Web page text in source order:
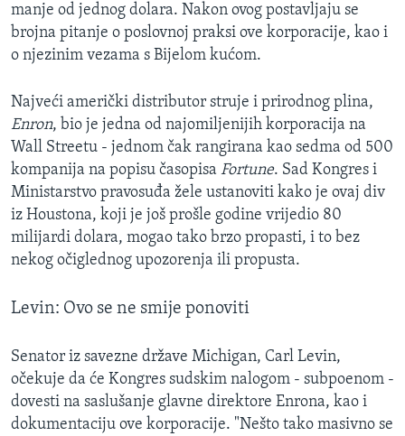
IZBJEGLIČKA STRANA
MAGAZIN
Learning English
PRATITE NAS
Jezici
manje od jednog dolara. Nakon ovog postavljaju se
brojna pitanje o poslovnoj praksi ove korporacije, kao i
o njezinim vezama s Bijelom kućom.
Najveći američki distributor struje i prirodnog plina,
Enron, bio je jedna od najomiljenijih korporacija na
Wall Streetu - jednom čak rangirana kao sedma od 500
kompanija na popisu časopisa Fortune. Sad Kongres i
Ministarstvo pravosuđa žele ustanoviti kako je ovaj div
iz Houstona, koji je još prošle godine vrijedio 80
milijardi dolara, mogao tako brzo propasti, i to bez
nekog očiglednog upozorenja ili propusta.
Levin: Ovo se ne smije ponoviti
Senator iz savezne države Michigan, Carl Levin,
očekuje da će Kongres sudskim nalogom - subpoenom -
dovesti na saslušanje glavne direktore Enrona, kao i
dokumentaciju ove korporacije. "Nešto tako masivno se